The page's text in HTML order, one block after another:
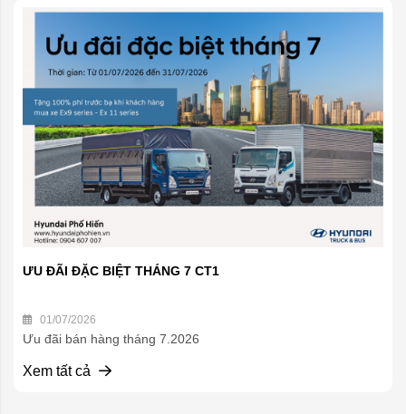
ƯU ĐÃI ĐẶC BIỆT THÁNG 7 CT1
01/07/2026
Ưu đãi bán hàng tháng 7.2026
Xem tất cả